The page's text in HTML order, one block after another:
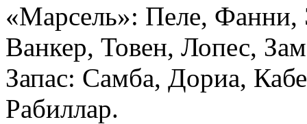
«Марсель»: Пеле, Фанни,
Ванкер, Товен, Лопес,
Запас: Самба, Дориа,
Рабиллар.